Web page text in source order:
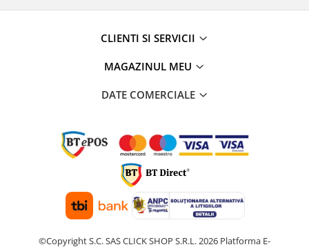
CLIENTI SI SERVICII
MAGAZINUL MEU
DATE COMERCIALE
©Copyright S.C. SAS CLICK SHOP S.R.L. 2026 Platforma E-